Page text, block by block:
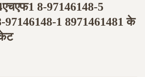
8-97146148-5
97146148-1 8971461481 के